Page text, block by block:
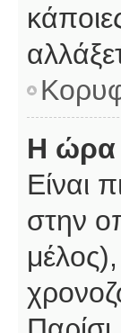
Η ώρα
Είναι
στην